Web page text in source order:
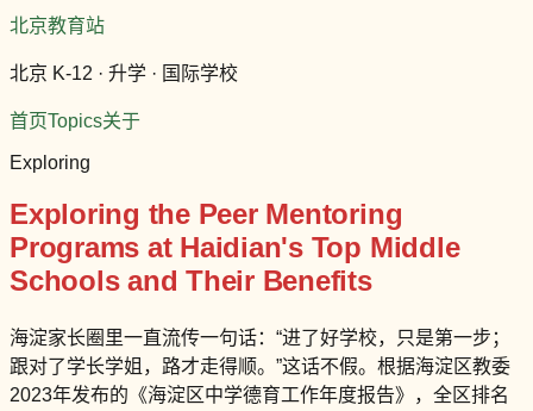
北京教育站
北京 K-12 · 升学 · 国际学校
首页Topics关于
Exploring
Exploring the Peer Mentoring
Programs at Haidian's Top Middle
Schools and Their Benefits
海淀家长圈里一直流传一句话：“进了好学校，只是第一步；
跟对了学长学姐，路才走得顺。”这话不假。根据海淀区教委
2023年发布的《海淀区中学德育工作年度报告》，全区排名